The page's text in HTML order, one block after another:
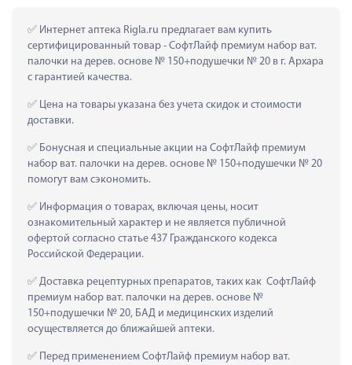
Интернет аптека Rigla.ru предлагает вам купить
сертифицированный товар - СофтЛайф премиум набор ват.
палочки на дерев. основе № 150+подушечки № 20 в г. Архара
с гарантией качества.
Цена на товары указана без учета скидок и стоимости
доставки.
Бонусная и специальные акции на СофтЛайф премиум
набор ват. палочки на дерев. основе № 150+подушечки № 20
помогут вам сэкономить.
Информация о товарах, включая цены, носит
ознакомительный характер и не является публичной
офертой согласно статье 437 Гражданского кодекса
Российской Федерации.
Доставка рецептурных препаратов, таких как  СофтЛайф
премиум набор ват. палочки на дерев. основе №
150+подушечки № 20, БАД и медицинских изделий
осуществляется до ближайшей аптеки.
Перед применением СофтЛайф премиум набор ват.